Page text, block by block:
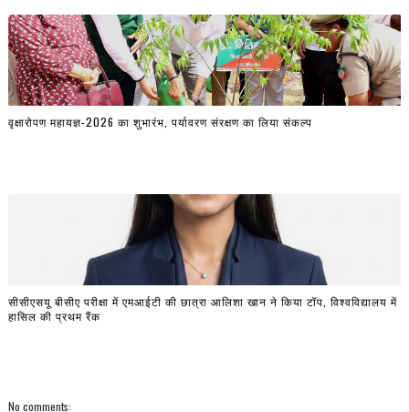
वृक्षारोपण महायज्ञ-2026 का शुभारंभ, पर्यावरण संरक्षण का लिया संकल्प
सीसीएसयू बीसीए परीक्षा में एमआईटी की छात्रा आलिशा खान ने किया टॉप, विश्वविद्यालय में
हासिल की प्रथम रैंक
No comments: